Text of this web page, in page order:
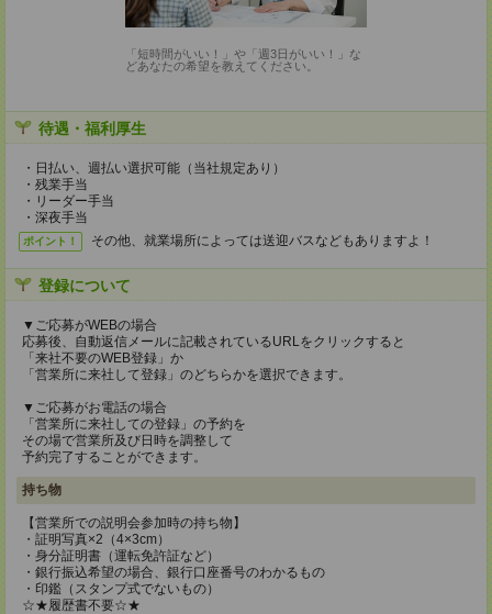
「短時間がいい！」や「週3日がいい！」な
どあなたの希望を教えてください。
待遇・福利厚生
・日払い、週払い選択可能（当社規定あり）
・残業手当
・リーダー手当
・深夜手当
ポイント！ その他、就業場所によっては送迎バスなどもありますよ！
登録について
▼ご応募がWEBの場合
応募後、自動返信メールに記載されているURLをクリックすると
「来社不要のWEB登録」か
「営業所に来社して登録」のどちらかを選択できます。
▼ご応募がお電話の場合
「営業所に来社しての登録」の予約を
その場で営業所及び日時を調整して
予約完了することができます。
持ち物
【営業所での説明会参加時の持ち物】
・証明写真×2（4×3cm）
・身分証明書（運転免許証など）
・銀行振込希望の場合、銀行口座番号のわかるもの
・印鑑（スタンプ式でないもの）
☆★履歴書不要☆★